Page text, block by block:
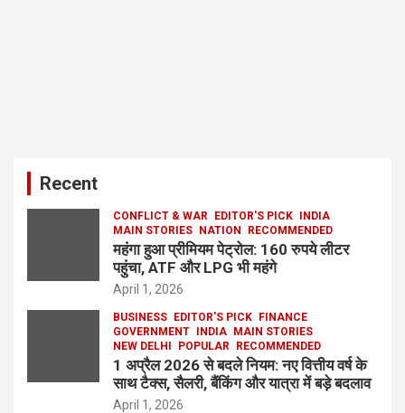
Recent
CONFLICT & WAR EDITOR'S PICK
INDIA
MAIN STORIES
NATION RECOMMENDED
महंगा हुआ प्रीमियम पेट्रोल: 160 रुपये लीटर
पहुंचा, ATF और LPG भी महंगे
April 1, 2026
BUSINESS EDITOR'S PICK
FINANCE
GOVERNMENT
INDIA
MAIN STORIES
NEW DELHI
POPULAR RECOMMENDED
1 अप्रैल 2026 से बदले नियम: नए वित्तीय वर्ष के
साथ टैक्स, सैलरी, बैंकिंग और यात्रा में बड़े बदलाव
April 1, 2026